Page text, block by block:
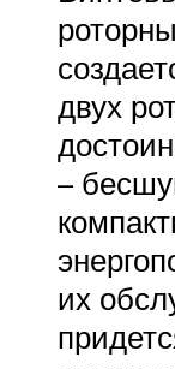
двух
–
их